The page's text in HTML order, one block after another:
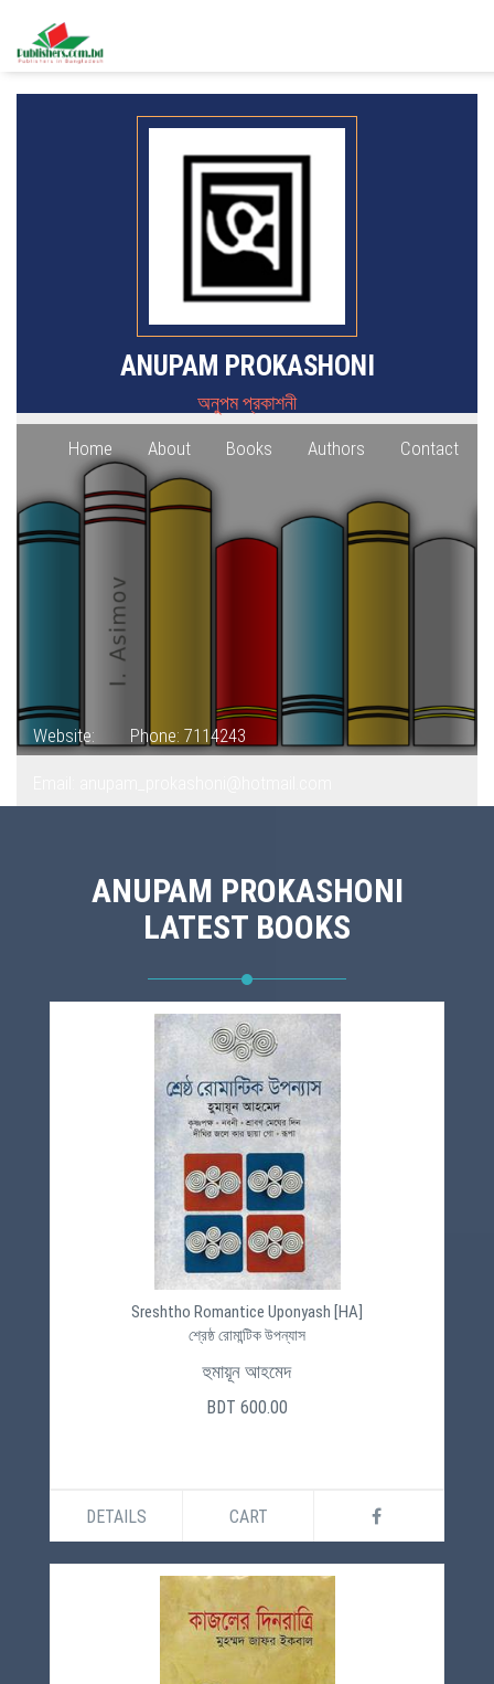
ANUPAM PROKASHONI
অনুপম প্রকাশনী
Home About Books Authors Contact
Website: Phone: 7114243
ANUPAM PROKASHONI
LATEST BOOKS
Sreshtho Romantice Uponyash [HA]
শ্রেষ্ঠ রোমান্টিক উপন্যাস
হুমায়ূন আহমেদ
BDT 600.00
DETAILS CART